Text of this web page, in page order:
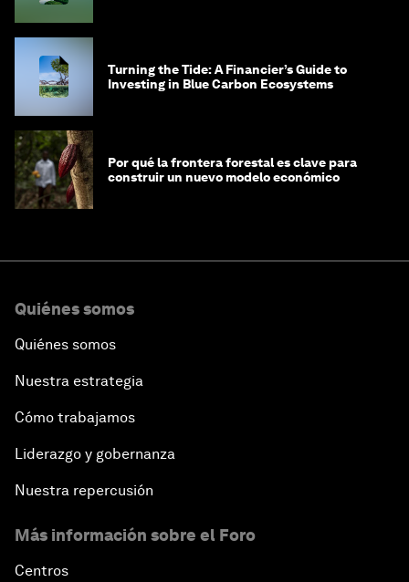
Turning the Tide: A Financier’s Guide to
Investing in Blue Carbon Ecosystems
Por qué la frontera forestal es clave para
construir un nuevo modelo económico
Quiénes somos
Quiénes somos
Nuestra estrategia
Cómo trabajamos
Liderazgo y gobernanza
Nuestra repercusión
Más información sobre el Foro
Centros